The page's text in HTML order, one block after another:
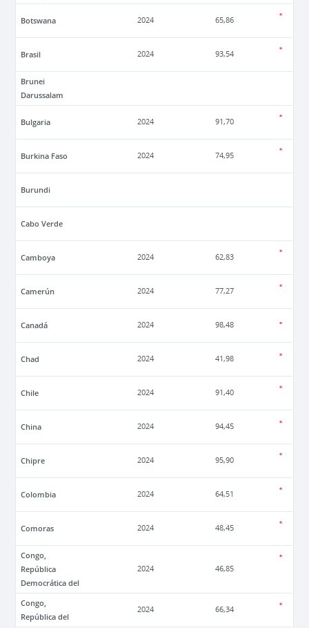
Botswana 2024 65,86
Brasil 2024 93,54
Brunei
Darussalam
Bulgaria 2024 91,70
Burkina Faso 2024 74,95
Burundi
Cabo Verde
Camboya 2024 62,83
Camerún 2024 77,27
Canadá 2024 98,48
Chad 2024 41,98
Chile 2024 91,40
China 2024 94,45
Chipre 2024 95,90
Colombia 2024 64,51
Comoras 2024 48,45
Congo,
República
Democrática del
2024 46,85
Congo,
República del
2024 66,34